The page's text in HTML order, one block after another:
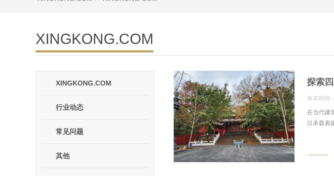
XINGKONG.COM
XINGKONG.COM
行业动态
常见问题
其他
探索
发布时间
在当代建
仅承载